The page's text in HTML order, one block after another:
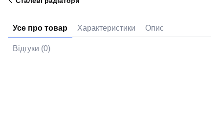
Усе про товар Характеристики Опис
Відгуки (0)